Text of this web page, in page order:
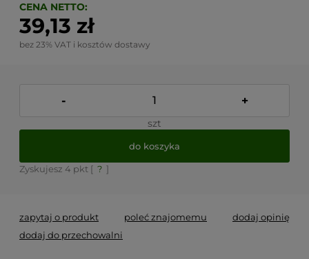
CENA NETTO:
39,13 zł
bez 23% VAT i kosztów dostawy
- +
szt
do koszyka
Zyskujesz 4 pkt [ ? ]
zapytaj o produkt poleć znajomemu
dodaj opinię
dodaj do przechowalni